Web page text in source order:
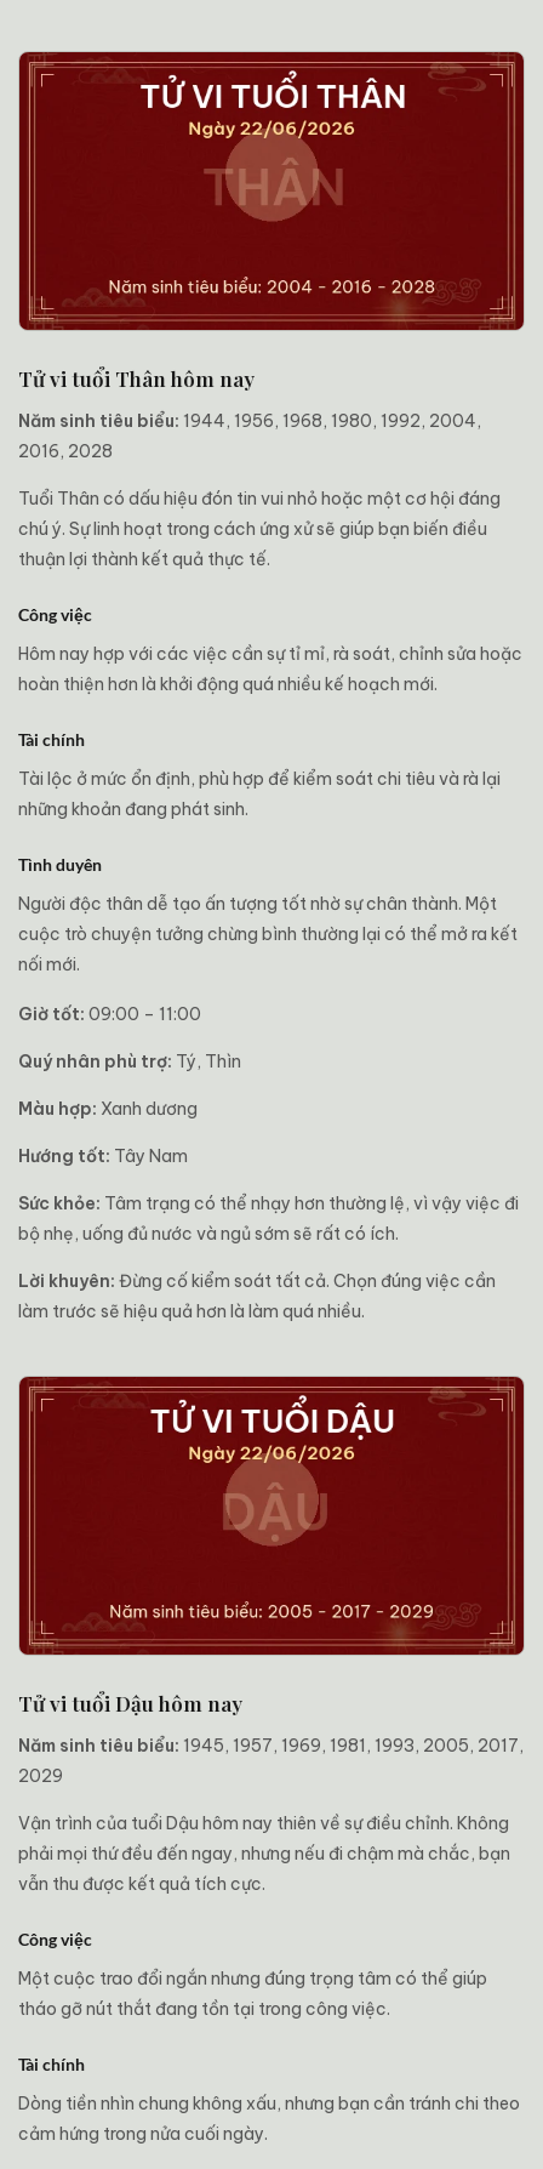
Tử vi tuổi Thân hôm nay
Năm sinh tiêu biểu: 1944, 1956, 1968, 1980, 1992, 2004,
2016, 2028
Tuổi Thân có dấu hiệu đón tin vui nhỏ hoặc một cơ hội đáng
chú ý. Sự linh hoạt trong cách ứng xử sẽ giúp bạn biến điều
thuận lợi thành kết quả thực tế.
Công việc
Hôm nay hợp với các việc cần sự tỉ mỉ, rà soát, chỉnh sửa hoặc
hoàn thiện hơn là khởi động quá nhiều kế hoạch mới.
Tài chính
Tài lộc ở mức ổn định, phù hợp để kiểm soát chi tiêu và rà lại
những khoản đang phát sinh.
Tình duyên
Người độc thân dễ tạo ấn tượng tốt nhờ sự chân thành. Một
cuộc trò chuyện tưởng chừng bình thường lại có thể mở ra kết
nối mới.
Giờ tốt: 09:00 – 11:00
Quý nhân phù trợ: Tý, Thìn
Màu hợp: Xanh dương
Hướng tốt: Tây Nam
Sức khỏe: Tâm trạng có thể nhạy hơn thường lệ, vì vậy việc đi
bộ nhẹ, uống đủ nước và ngủ sớm sẽ rất có ích.
Lời khuyên: Đừng cố kiểm soát tất cả. Chọn đúng việc cần
làm trước sẽ hiệu quả hơn là làm quá nhiều.
Tử vi tuổi Dậu hôm nay
Năm sinh tiêu biểu: 1945, 1957, 1969, 1981, 1993, 2005, 2017,
2029
Vận trình của tuổi Dậu hôm nay thiên về sự điều chỉnh. Không
phải mọi thứ đều đến ngay, nhưng nếu đi chậm mà chắc, bạn
vẫn thu được kết quả tích cực.
Công việc
Một cuộc trao đổi ngắn nhưng đúng trọng tâm có thể giúp
tháo gỡ nút thắt đang tồn tại trong công việc.
Tài chính
Dòng tiền nhìn chung không xấu, nhưng bạn cần tránh chi theo
cảm hứng trong nửa cuối ngày.